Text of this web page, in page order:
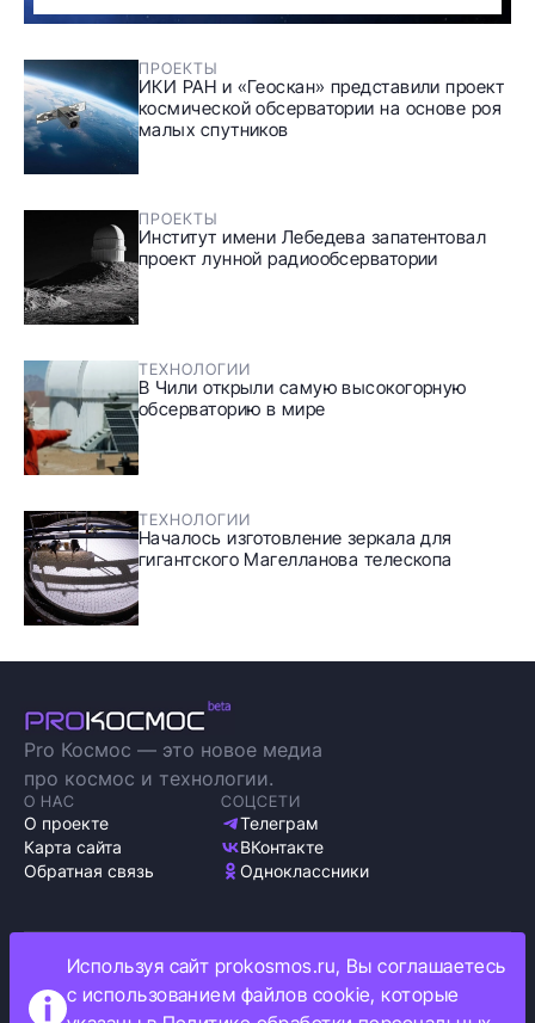
ПРОЕКТЫ
ИКИ РАН и «Геоскан» представили проект
космической обсерватории на основе роя
малых спутников
ПРОЕКТЫ
Институт имени Лебедева запатентовал
проект лунной радиообсерватории
ТЕХНОЛОГИИ
В Чили открыли самую высокогорную
обсерваторию в мире
ТЕХНОЛОГИИ
Началось изготовление зеркала для
гигантского Магелланова телескопа
Pro Космос — это новое медиа
про космос и технологии.
О НАС
О проекте
Карта сайта
Обратная связь
СОЦСЕТИ
Телеграм
ВКонтакте
Одноклассники
Политика обработки персональных данных
Как мы используем cookie
Используя сайт prokosmos.ru, Вы соглашаетесь
с использованием файлов cookie, которые